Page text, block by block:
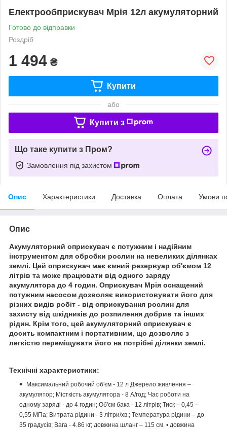
Електрообприскувач Мрія 12л акумуляторний
Готово до відправки
Роздріб
1 494 ₴
Купити
або
Купити з
Що таке купити з Пром?
Замовлення під захистом
Опис Характеристики Доставка Оплата Умови
Опис
Акумуляторний оприскувач є потужним і надійним
інструментом для обробки рослин на невеликих ділянках
землі. Цей оприскувач має ємний резервуар об'ємом 12
літрів та може працювати від одного заряду
акумулятора до 4 годин. Оприскувач Мрія оснащений
потужним насосом дозволяє використовувати його для
різних видів робіт - від оприскування рослин для
захисту від шкідників до розпилення добрив та інших
рідин. Крім того, цей акумуляторний оприскувач є
досить компактним і портативним, що дозволяє з
легкістю переміщувати його на потрібні ділянки землі.
Технічні характеристики:
Максимальний робочий об'єм - 12 л Джерело живлення –
акумулятор; Місткість акумулятора - 8 А/год; Час роботи на
одному заряді - до 4 годин; Об'єм бака - 12 літрів; Тиск – 0,45 –
0,55 МПа; Витрата рідини - 3 літри/хв.; Температура рідини – до
35 градусів; Вага - 4.86 кг; довжина шланг – 115 см. • довжина